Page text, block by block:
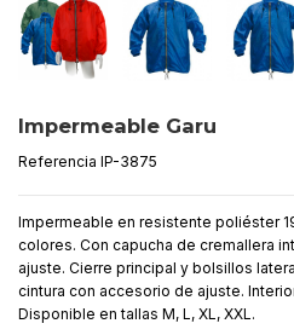
Impermeable Garu
Referencia IP-3875
Impermeable en resistente poliéster
colores. Con capucha de cremallera
ajuste. Cierre principal y bolsillos
cintura con accesorio de ajuste.
Disponible en tallas M, L, XL, XXL.